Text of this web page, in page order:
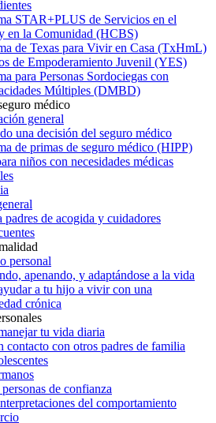
STAR+PLUS de Servicios en el
en la Comunidad (HCBS)
de Texas para Vivir en Casa (TxHmL)
de Empoderamiento Juvenil (YES)
para Personas Sordociegas con
Múltiples (DMBD)
médico
general
una decisión del seguro médico
de primas de seguro médico (HIPP)
niños con necesidades médicas
padres de acogida y cuidadores
personal
apenando, y adaptándose a la vida
a tu hijo a vivir con una
crónica
tu vida diaria
contacto con otros padres de familia
de confianza
del comportamiento